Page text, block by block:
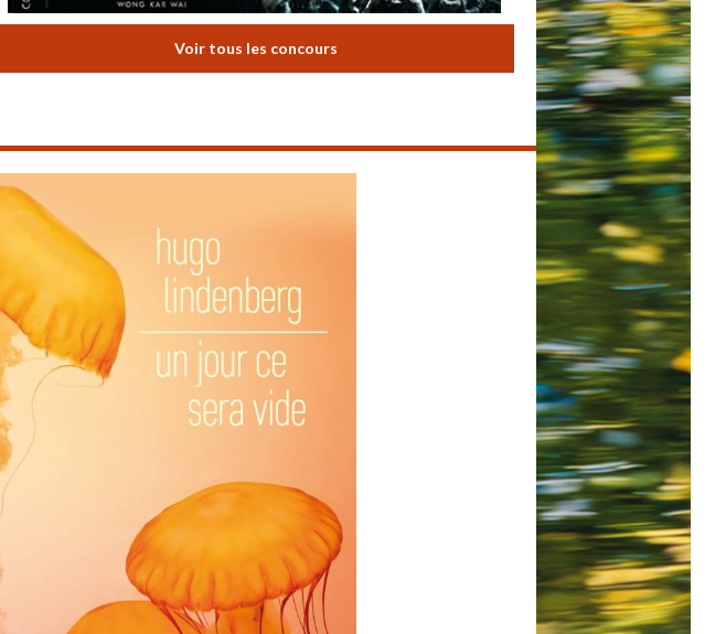
Voir tous les concours